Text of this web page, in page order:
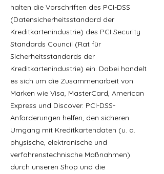
halten die Vorschriften des PCI-DSS
(Datensicherheitsstandard der
Kreditkartenindustrie) des PCI Security
Standards Council (Rat für
Sicherheitsstandards der
Kreditkartenindustrie) ein. Dabei handelt
es sich um die Zusammenarbeit von
Marken wie Visa, MasterCard, American
Express und Discover. PCI-DSS-
Anforderungen helfen, den sicheren
Umgang mit Kreditkartendaten (u. a.
physische, elektronische und
verfahrenstechnische Maßnahmen)
durch unseren Shop und die